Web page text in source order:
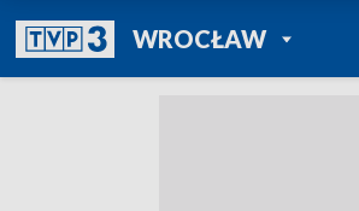
WROCŁAWPOWRÓT DO
TVP REGIONY